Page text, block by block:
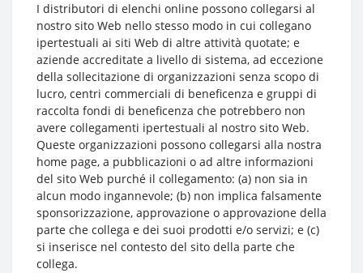
I distributori di elenchi online possono collegarsi al
nostro sito Web nello stesso modo in cui collegano
ipertestuali ai siti Web di altre attività quotate; e
aziende accreditate a livello di sistema, ad eccezione
della sollecitazione di organizzazioni senza scopo di
lucro, centri commerciali di beneficenza e gruppi di
raccolta fondi di beneficenza che potrebbero non
avere collegamenti ipertestuali al nostro sito Web.
Queste organizzazioni possono collegarsi alla nostra
home page, a pubblicazioni o ad altre informazioni
del sito Web purché il collegamento: (a) non sia in
alcun modo ingannevole; (b) non implica falsamente
sponsorizzazione, approvazione o approvazione della
parte che collega e dei suoi prodotti e/o servizi; e (c)
si inserisce nel contesto del sito della parte che
collega.